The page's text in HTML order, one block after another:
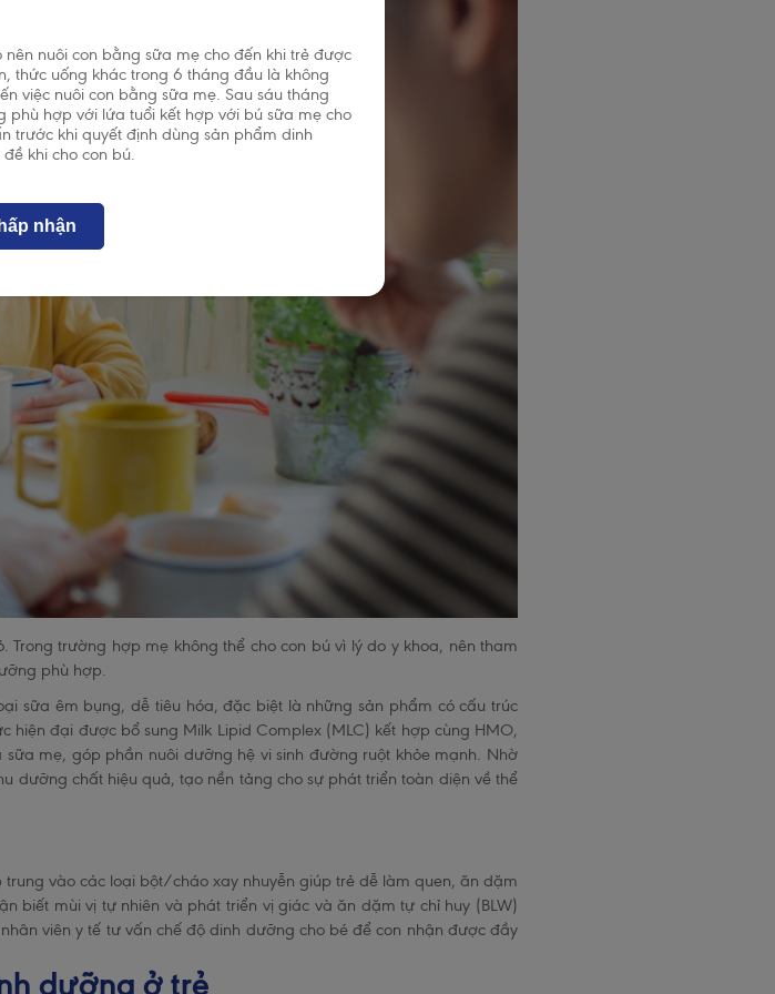
trường hợp mẹ không thể cho con bú vì lý do y khoa, nên tham
phù hợp.
sữa êm bụng, dễ tiêu hóa, đặc biệt là những sản phẩm có cấu trúc
đại được bổ sung Milk Lipid Complex (MLC) kết hợp cùng HMO,
mẹ, góp phần nuôi dưỡng hệ vi sinh đường ruột khỏe mạnh. Nhờ
dưỡng chất hiệu quả, tạo nền tảng cho sự phát triển toàn diện về thể
vào các loại bột/cháo xay nhuyễn giúp trẻ dễ làm quen, ăn dặm
biết mùi vị tự nhiên và phát triển vị giác và ăn dặm tự chỉ huy (BLW)
viên y tế tư vấn chế độ dinh dưỡng cho bé để con nhận được đầy
nên nuôi con bằng sữa mẹ cho đến khi trẻ được
thức uống khác trong 6 tháng đầu là không
việc nuôi con bằng sữa mẹ. Sau sáu tháng
phù hợp với lứa tuổi kết hợp với bú sữa mẹ cho
trước khi quyết định dùng sản phẩm dinh
khi cho con bú.
nhận